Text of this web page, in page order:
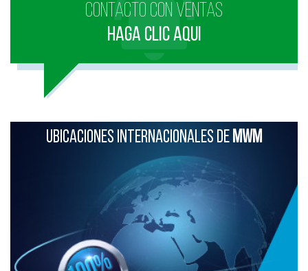
CONTACTO CON VENTAS
HAGA CLIC AQUI
UBICACIONES INTERNACIONALES DEMWM